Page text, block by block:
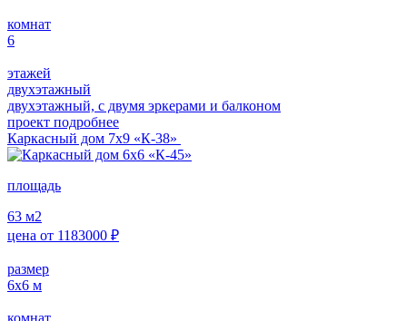
комнат
6
этажей
двухэтажный
двухэтажный, с двумя эркерами и балконом
проект подробнее
Каркасный дом 7х9 «К-38»
площадь
63 м2
цена от 1183000 ₽
размер
6х6 м
комнат